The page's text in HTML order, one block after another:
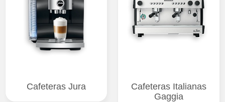
Cafeteras Jura
Cafeteras Italianas
Gaggia